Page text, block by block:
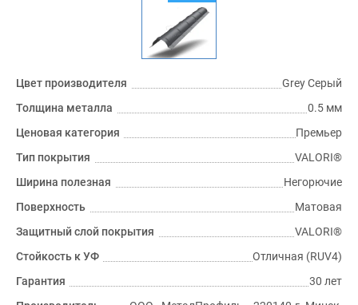
Цвет производителя
Grey Серый
Толщина металла
0.5 мм
Ценовая категория
Премьер
Тип покрытия
VALORI®
Ширина полезная
Негорючие
Поверхность
Матовая
Защитный слой покрытия
VALORI®
Стойкость к УФ
Отличная (RUV4)
Гарантия
30 лет